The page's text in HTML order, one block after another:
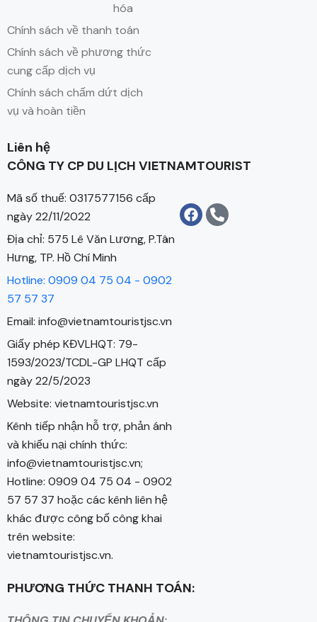
hóa
Chính sách về thanh toán
Chính sách về phương thức
cung cấp dịch vụ
Chính sách chấm dứt dịch
vụ và hoàn tiền
Liên hệ
CÔNG TY CP DU LỊCH VIETNAMTOURIST
Mã số thuế: 0317577156 cấp
ngày 22/11/2022
Địa chỉ: 575 Lê Văn Lương, P.Tân
Hưng, TP. Hồ Chí Minh
Hotline: 0909 04 75 04 - 0902
57 57 37
Email: info@vietnamtouristjsc.vn
Giấy phép KĐVLHQT: 79-
1593/2023/TCDL-GP LHQT cấp
ngày 22/5/2023
Website: vietnamtouristjsc.vn
Kênh tiếp nhận hỗ trợ, phản ánh
và khiếu nại chính thức:
info@vietnamtouristjsc.vn;
Hotline: 0909 04 75 04 - 0902
57 57 37 hoặc các kênh liên hệ
khác được công bố công khai
trên website:
vietnamtouristjsc.vn.
PHƯƠNG THỨC THANH TOÁN: